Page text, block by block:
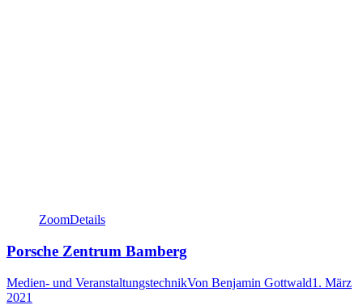
ZoomDetails
Porsche Zentrum Bamberg
Medien- und VeranstaltungstechnikVon Benjamin Gottwald1. März
2021